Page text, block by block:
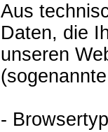
Aus
Daten, die
unseren
-